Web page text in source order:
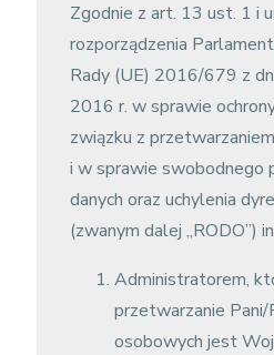
Zgodnie z art. 13 ust. 1 i
rozporządzenia
Rady (UE) 2016/679 z
2016 r. w sprawie
związku z
i w sprawie swobodnego
danych oraz uchylenia
(zwanym dalej „RODO”)
Administratorem,
przetwarzanie Pani/
osobowych jest